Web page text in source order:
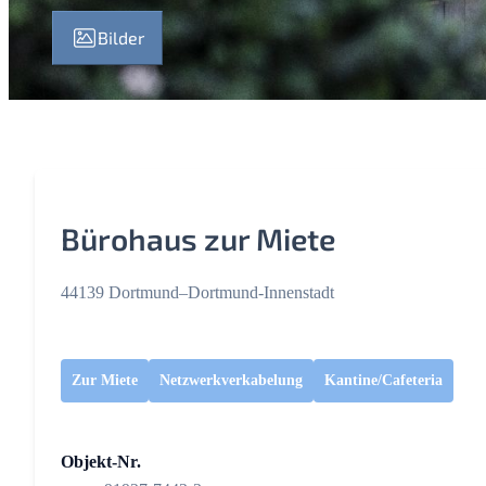
Bilder
Bürohaus zur Miete
44139 Dortmund–Dortmund-Innenstadt
Zur Miete Netzwerkverkabelung Kantine/Cafeteria
Objekt-Nr.